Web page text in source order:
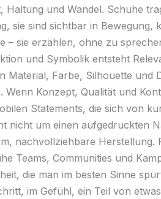
und Wandel. Schuhe
sie sind sichtbar in Bewegung,
– sie erzählen, ohne zu
und Symbolik entsteht
Material, Farbe, Silhouette und
Konzept, Qualität und
Statements, die sich von
nicht um einen aufgedruckten
nachvollziehbare Herstellung.
Teams, Communities und
die man im besten Sinne
im Gefühl, ein Teil von